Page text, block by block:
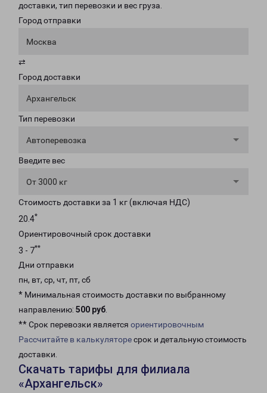
доставки, тип перевозки и вес груза.
Город отправки
Москва
⇄
Город доставки
Архангельск
Тип перевозки
Автоперевозка
Введите вес
От 3000 кг
Стоимость доставки за 1 кг (включая НДС)
20.4*
Ориентировочный срок доставки
3 - 7**
Дни отправки
пн, вт, ср, чт, пт, сб
* Минимальная стоимость доставки по выбранному
направлению: 500 руб.
** Срок перевозки является ориентировочным
Рассчитайте в калькуляторесрок и детальную стоимость
доставки.
Скачать тарифы для филиала
«Архангельск»